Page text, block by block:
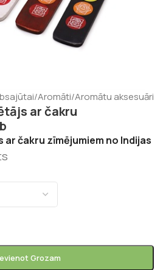
/Aromāti/Aromātu aksesuāri
ar čakru
čakru zīmējumiem no Indijas
Grozam